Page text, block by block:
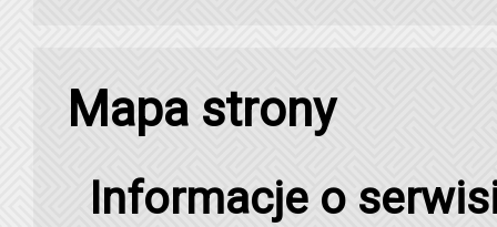
Mapa strony
Informacje o